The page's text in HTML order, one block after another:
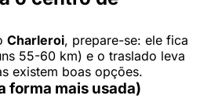
Charleroi, prepare-se: ele fica
55-60 km) e o traslado leva
existem boas opções.
forma mais usada)